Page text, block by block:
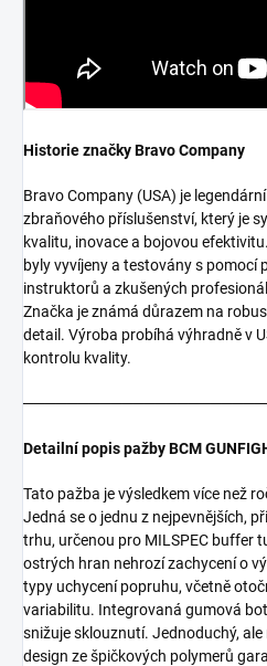
Historie značky Bravo Company
Bravo Company (USA) je
zbraňového příslušenství, který je
kvalitu, inovace a bojovou
byly vyvíjeny a testovány s pomocí
instruktorů a zkušených
Značka je známá důrazem na
detail. Výroba probíhá výhradně v
kontrolu kvality.
Detailní popis pažby BCM
Tato pažba je výsledkem více než
Jedná se o jednu z nejpevnějších,
trhu, určenou pro MILSPEC buffer
ostrých hran nehrozí zachycení o
typy uchycení popruhu, včetně
variabilitu. Integrovaná gumová
snižuje sklouznutí. Jednoduchý,
design ze špičkových polymerů